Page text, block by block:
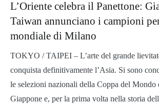
L’Oriente celebra il Panettone:
Taiwan annunciano i campioni
mondiale di Milano
TOKYO / TAIPEI – L’arte del grande
conquista definitivamente l’Asia. Si sono
le selezioni nazionali della Coppa del Mondo
Giappone e, per la prima volta nella storia